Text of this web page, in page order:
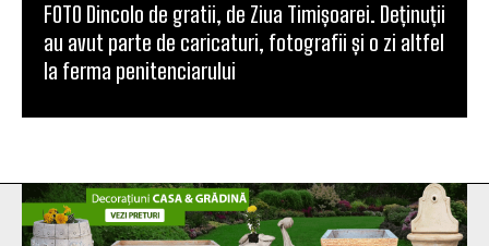
FOTO Dincolo de gratii, de Ziua Timișoarei. Deținuții
au avut parte de caricaturi, fotografii și o zi altfel
la ferma penitenciarului